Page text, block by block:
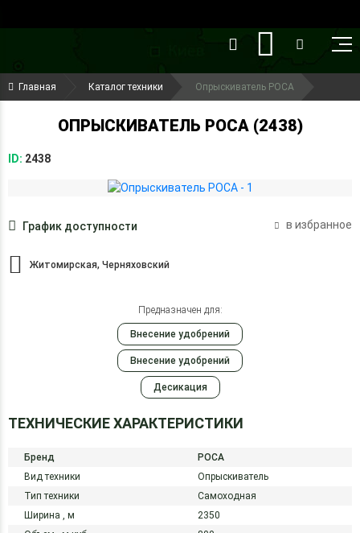
(099) 644-79-22
(050) 416-93-27
Главная Каталог техники Опрыскиватель РОСА
ОПРЫСКИВАТЕЛЬ РОСА (2438)
ID: 2438
График доступности в избранное
Житомирская, Черняховский
Предназначен для:
Внесение удобрений
Внесение удобрений
Десикация
ТЕХНИЧЕСКИЕ ХАРАКТЕРИСТИКИ
Бренд
РОСА
Вид техники
Опрыскиватель
Тип техники
Самоходная
Ширина , м
2350